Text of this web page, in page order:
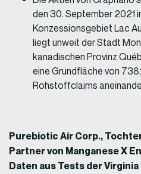
den 30. September 2021
Konzessionsgebiet Lac
liegt unweit der Stadt
kanadischen Provinz
eine Grundfläche von
Rohstoffclaims
Purebiotic Air Corp.,
Partner von Manganese X
Daten aus Tests der